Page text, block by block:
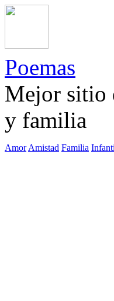
Poemas
Mejor sitio
y familia
Amor Amistad Familia